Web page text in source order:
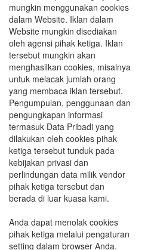
mungkin menggunakan cookies
dalam Website. Iklan dalam
Website mungkin disediakan
oleh agensi pihak ketiga. Iklan
tersebut mungkin akan
menghasilkan cookies, misalnya
untuk melacak jumlah orang
yang membaca iklan tersebut.
Pengumpulan, penggunaan dan
pengungkapan informasi
termasuk Data Pribadi yang
dilakukan oleh cookies pihak
ketiga tersebut tunduk pada
kebijakan privasi dan
perlindungan data milik vendor
pihak ketiga tersebut dan
berada di luar kuasa kami.
Anda dapat menolak cookies
pihak ketiga melalui pengaturan
setting dalam browser Anda.